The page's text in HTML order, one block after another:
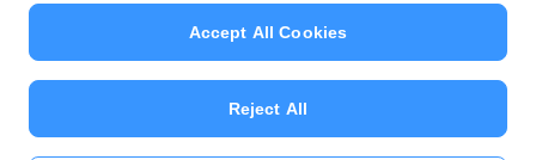
© PayPay Corporation
Reject All
Accept All Cookies